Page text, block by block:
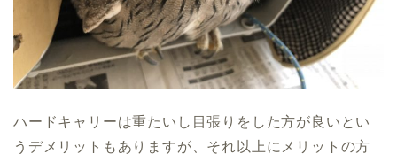
ハードキャリーは重たいし目張りをした方が良いとい
うデメリットもありますが、それ以上にメリットの方